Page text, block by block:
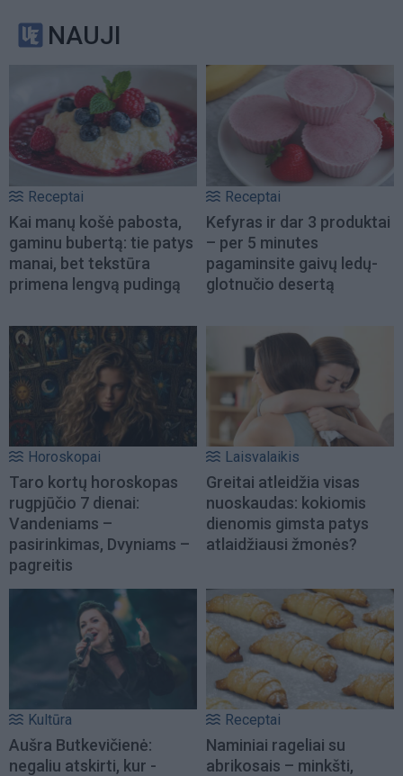
NAUJI
Receptai
Kai manų košė pabosta,
gaminu bubertą: tie patys
manai, bet tekstūra
primena lengvą pudingą
Receptai
Kefyras ir dar 3 produktai
– per 5 minutes
pagaminsite gaivų ledų-
glotnučio desertą
Horoskopai
Taro kortų horoskopas
rugpjūčio 7 dienai:
Vandeniams –
pasirinkimas, Dvyniams –
pagreitis
Laisvalaikis
Greitai atleidžia visas
nuoskaudas: kokiomis
dienomis gimsta patys
atlaidžiausi žmonės?
Kultūra
Aušra Butkevičienė:
negaliu atskirti, kur -
Receptai
Naminiai rageliai su
abrikosais – minkšti,